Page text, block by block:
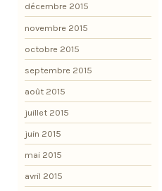
décembre 2015
novembre 2015
octobre 2015
septembre 2015
août 2015
juillet 2015
juin 2015
mai 2015
avril 2015